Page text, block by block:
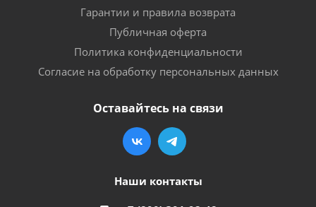
Гарантии и правила возврата
Публичная оферта
Политика конфиденциальности
Согласие на обработку персональных данных
Оставайтесь на связи
Наши контакты